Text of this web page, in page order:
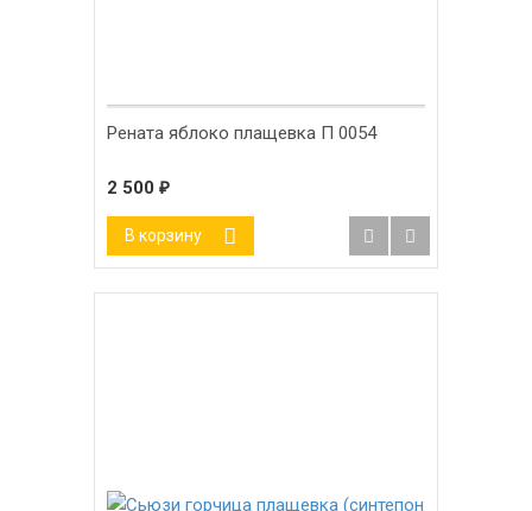
Рената яблоко плащевка П 0054
2 500 ₽
В корзину